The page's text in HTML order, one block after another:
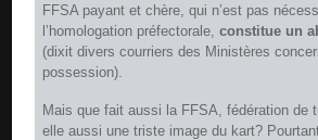
FFSA payant et chère, qui n’est pas
l’homologation préfectorale,constitue un
(dixit divers courriers des Ministères
possession).
Mais que fait aussi la FFSA, fédération de
elle aussi une triste image du kart?